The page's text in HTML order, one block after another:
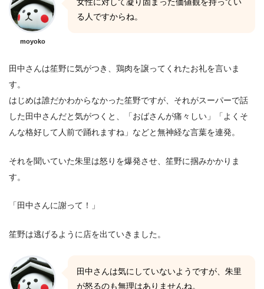
moyoko
女性に対して凝り固まった価値観を持ってい
る人ですからね。
田中さんは笙野に気がつき、鶏肉を譲ってくれたお礼を言いま
す。
はじめは誰だかわからなかった笙野ですが、それがスーパーで話
した田中さんだと気がつくと、「おばさんが痛々しい」「よくそ
んな格好して人前で踊れますね」などと無神経な言葉を連発。
それを聞いていた朱里は怒りを爆発させ、笙野に掴みかかりま
す。
「田中さんに謝って！」
笙野は逃げるように店を出ていきました。
田中さんは気にしていないようですが、朱里
が怒るのも無理はありませんね。